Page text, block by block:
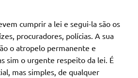
cumprir a lei e segui-la são os
procuradores, polícias. A sua
o atropelo permanente e
sim o urgente respeito da lei. É
mas simples, de qualquer